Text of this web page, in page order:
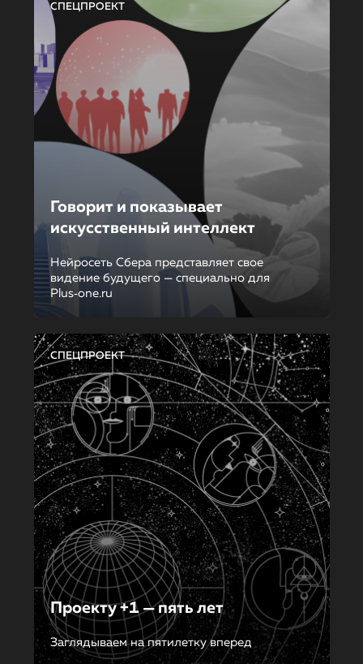
СПЕЦПРОЕКТ
Говорит и показывает
искусственный интеллект
Нейросеть Сбера представляет свое
видение будущего — специально для
Plus‑one.ru
СПЕЦПРОЕКТ
Проекту +1 — пять лет
Заглядываем на пятилетку вперед